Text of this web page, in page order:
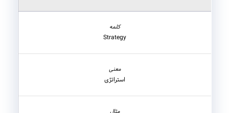
Strategy
استراتژی